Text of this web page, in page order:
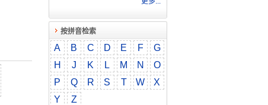
按拼音检索
A B C D E F
G
H
J K L M N
O
P
Q R S T W
X
Y
Z